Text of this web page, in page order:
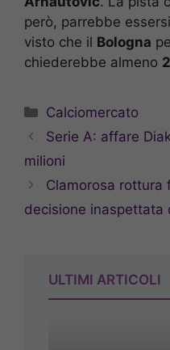
però, parrebbe
visto che il Bologna
chiederebbe almeno
Categorie
Calciomercato
Serie A: affare
milioni
Clamorosa rottura
decisione inaspettata
ULTIMI ARTICOLI